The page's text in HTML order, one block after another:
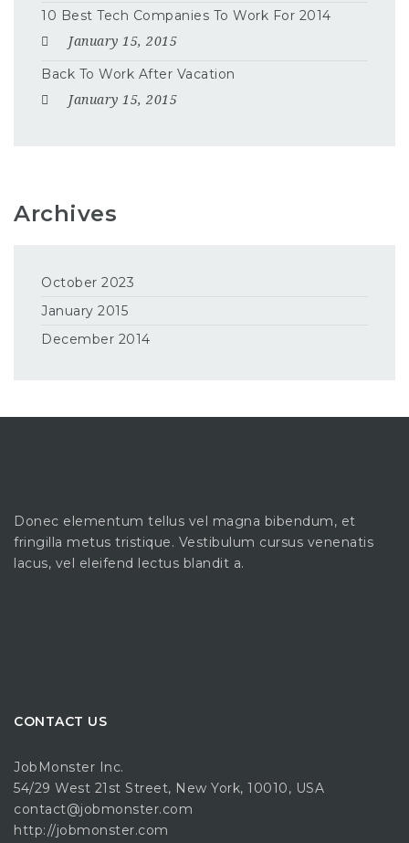
10 Best Tech Companies To Work For 2014
January 15, 2015
Back To Work After Vacation
January 15, 2015
Archives
October 2023
January 2015
December 2014
Donec elementum tellus vel magna bibendum, et
fringilla metus tristique. Vestibulum cursus venenatis
lacus, vel eleifend lectus blandit a.
CONTACT US
JobMonster Inc.
54/29 West 21st Street, New York, 10010, USA
contact@jobmonster.com
http://jobmonster.com